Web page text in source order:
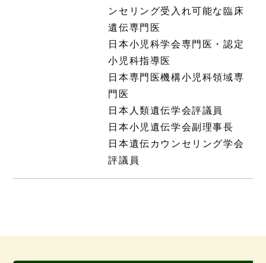
ンセリング受入れ可能な臨床
遺伝専門医
日本小児科学会専門医・認定
小児科指導医
日本専門医機構小児科領域専
門医
日本人類遺伝学会評議員
日本小児遺伝学会副理事長
日本遺伝カウンセリング学会
評議員